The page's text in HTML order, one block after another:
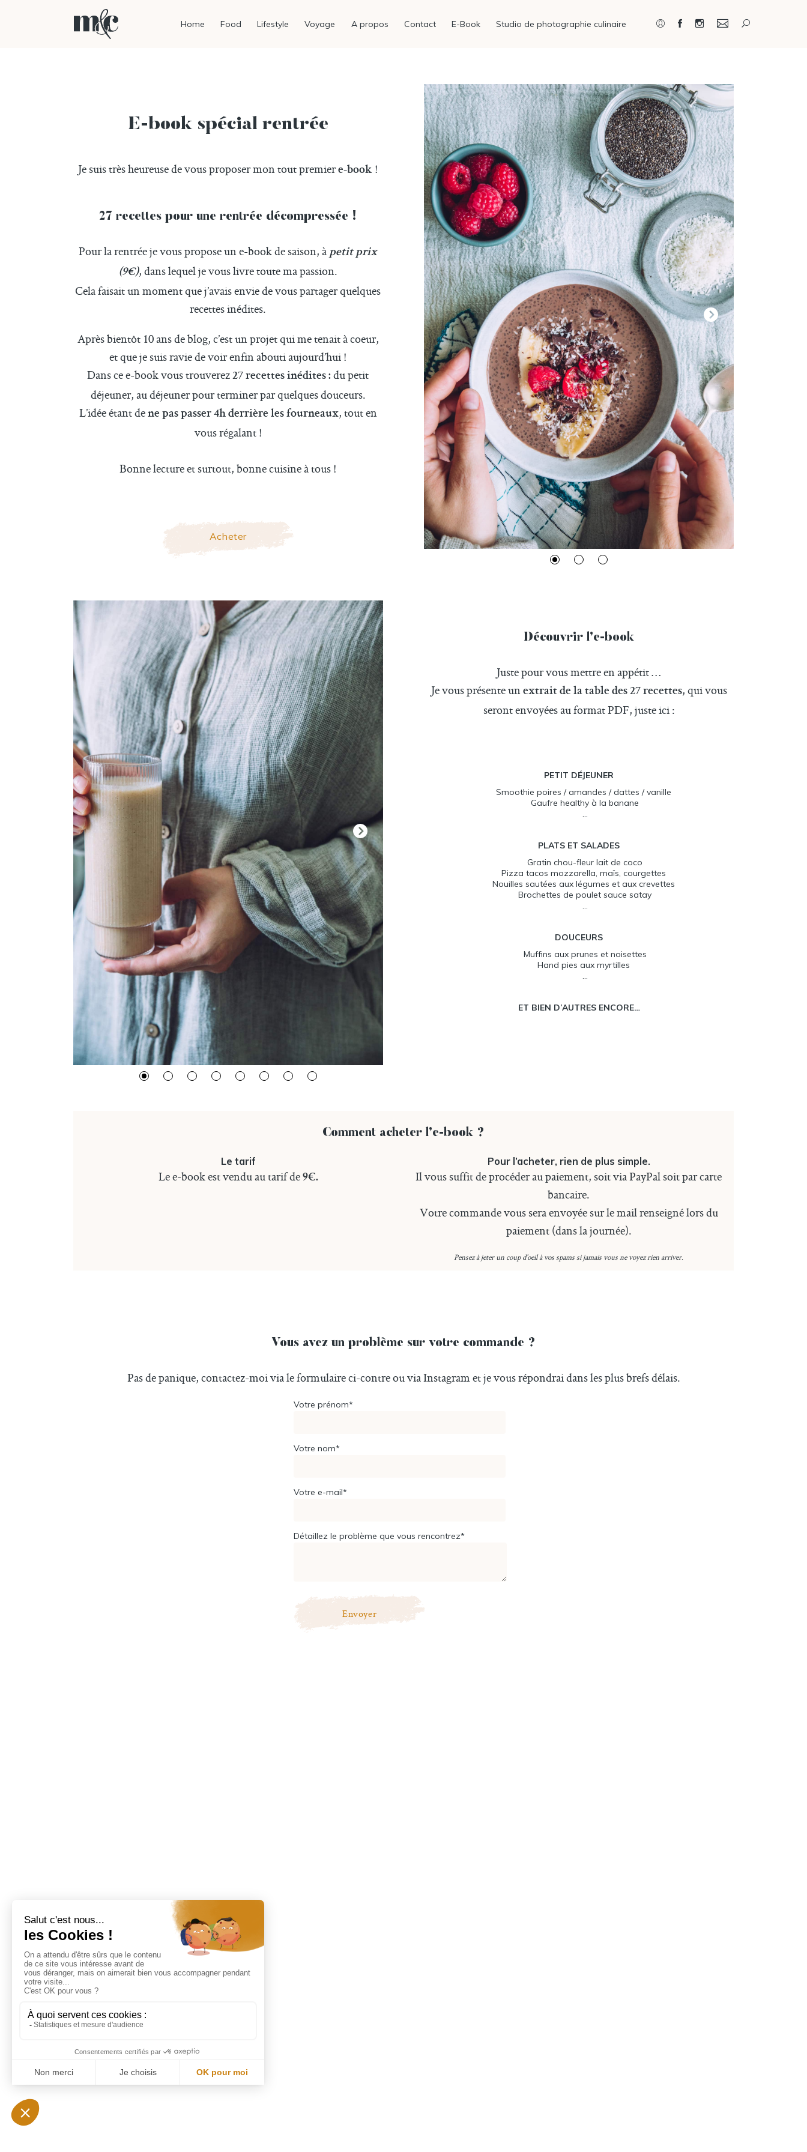
Home Food Lifestyle Voyage A propos Contact E-Book Studio de photographie culinaire
E-book spécial rentrée
Je suis très heureuse de vous proposer mon tout premiere-book !
27 recettes pour une rentrée décompressée !
Pour la rentrée je vous propose un e-book de saison, à petit prix
(9€), dans lequel je vous livre toute ma passion.
Cela faisait un moment que j’avais envie de vous partager quelques
recettes inédites.
Après bientôt 10 ans de blog, c’est un projet qui me tenait à coeur,
et que je suis ravie de voir enfin abouti aujourd’hui !
Dans ce e-book vous trouverez27 recettes inédites : du petit
déjeuner, au déjeuner pour terminer par quelques douceurs.
L’idée étant de ne pas passer 4h derrière les fourneaux, tout en
vous régalant !
Bonne lecture et surtout, bonne cuisine à tous !
Acheter
Découvrir l’e-book
Juste pour vous mettre en appétit …
Je vous présente un extrait de la table des 27 recettes, qui vous
seront envoyées au format PDF, juste ici :
PETIT DÉJEUNER
Smoothie poires / amandes / dattes / vanille
Gaufre healthy à la banane
…
PLATS ET SALADES
Gratin chou-fleur lait de coco
Pizza tacos mozzarella, maïs, courgettes
Nouilles sautées aux légumes et aux crevettes
Brochettes de poulet sauce satay
…
DOUCEURS
Muffins aux prunes et noisettes
Hand pies aux myrtilles
…
ET BIEN D’AUTRES ENCORE…
Comment acheter l’e-book ?
Le tarif
Le e-book est vendu au tarif de 9€.
Pour l’acheter, rien de plus simple.
Il vous suffit de procéder au paiement, soit via PayPal soit par carte
bancaire.
Votre commande vous sera envoyée sur le mail renseigné lors du
paiement (dans la journée).
Pensez à jeter un coup d’oeil à vos spams si jamais vous ne voyez rien arriver.
Vous avez un problème sur votre commande ?
Pas de panique, contactez-moi via le formulaire ci-contre ou viaInstagramet je vous répondrai dans les plus brefs délais.
Votre prénom*
Votre nom*
Votre e-mail*
Détaillez le problème que vous rencontrez*
Envoyer